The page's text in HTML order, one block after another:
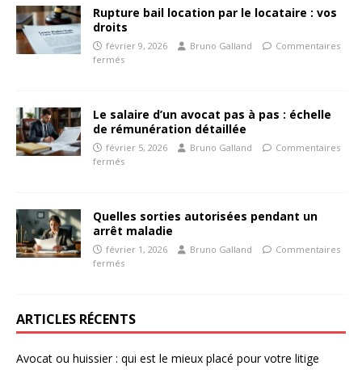
Rupture bail location par le locataire : vos
droits
février 9, 2026 Bruno Galland
Commentaires
fermés
Le salaire d’un avocat pas à pas : échelle
de rémunération détaillée
février 5, 2026 Bruno Galland
Commentaires
fermés
Quelles sorties autorisées pendant un
arrêt maladie
février 1, 2026 Bruno Galland
Commentaires
fermés
ARTICLES RÉCENTS
Avocat ou huissier : qui est le mieux placé pour votre litige